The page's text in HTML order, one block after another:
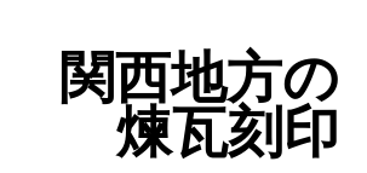
関西地方の
煉瓦刻印